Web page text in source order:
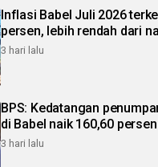
Inflasi Babel Juli 2026
persen, lebih rendah dari
3 hari lalu
BPS: Kedatangan
di Babel naik 160,60 persen
3 hari lalu